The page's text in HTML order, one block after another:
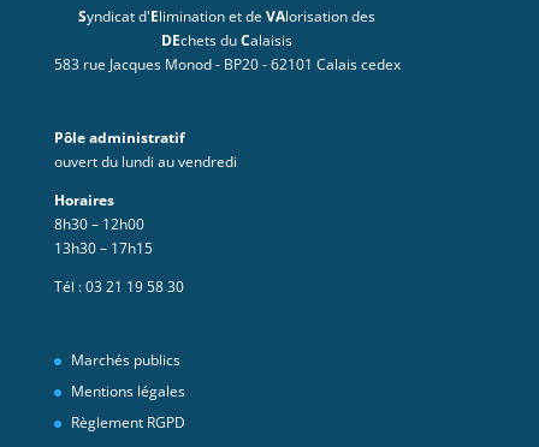
Syndicat d'Elimination et deVAlorisation des
DEchets duCalaisis
583 rue Jacques Monod - BP20 - 62101 Calais cedex
Pôle administratif
ouvert du lundi au vendredi
Horaires
8h30 – 12h00
13h30 – 17h15
Tél :03 21 19 58 30
Marchés publics
Mentions légales
Règlement RGPD